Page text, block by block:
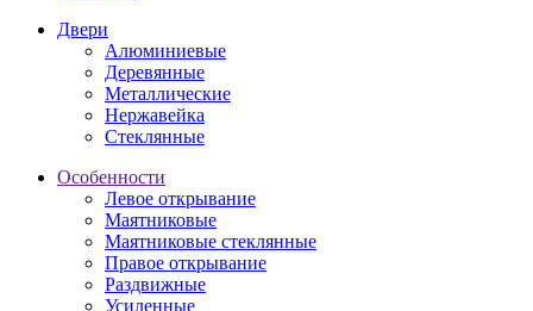
Двери
Алюминиевые
Деревянные
Металлические
Нержавейка
Стеклянные
Особенности
Левое открывание
Маятниковые
Маятниковые стеклянные
Правое открывание
Раздвижные
Усиленные